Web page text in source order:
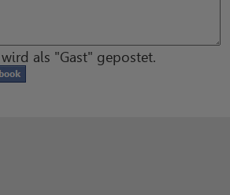
als "Gast" gepostet.